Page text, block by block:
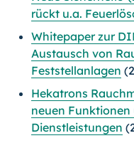
rückt u.a.
Whitepaper zur
Austausch von
Feststellanlagen
Hekatrons
neuen Funktionen
Dienstleistungen